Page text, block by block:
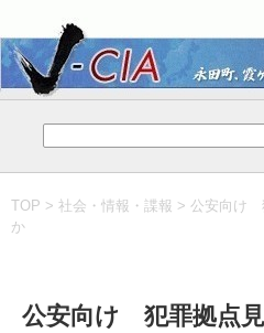
TOP > 社会・情報・諜報 > 公安向け
か
公安向け 犯罪拠点